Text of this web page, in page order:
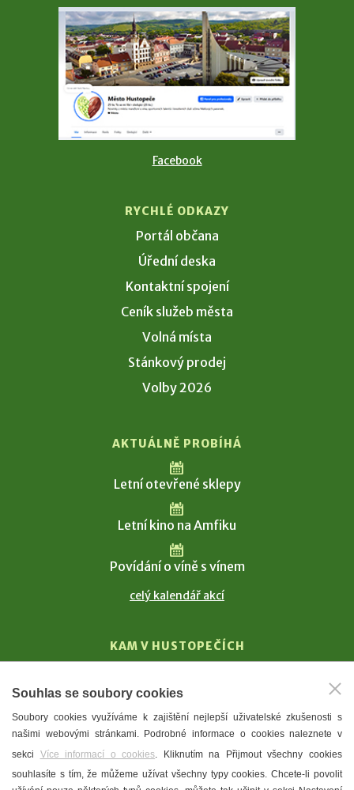
Facebook
RYCHLÉ ODKAZY
Portál občana
Úřední deska
Kontaktní spojení
Ceník služeb města
Volná místa
Stánkový prodej
Volby 2026
AKTUÁLNĚ PROBÍHÁ
Letní otevřené sklepy
Letní kino na Amfiku
Povídání o víně s vínem
celý kalendář akcí
KAM V HUSTOPEČÍCH
T. G. Masaryk
Mandloně
Ubytování
Restaurace
Souhlas se soubory cookies
Soubory cookies využíváme k zajištění nejlepší uživatelské zkušenosti s
našimi webovými stránkami. Podrobné informace o cookies naleznete v
sekci Více informací o cookies. Kliknutím na Přijmout všechny cookies
souhlasíte s tím, že můžeme užívat všechny typy cookies. Chcete-li povolit